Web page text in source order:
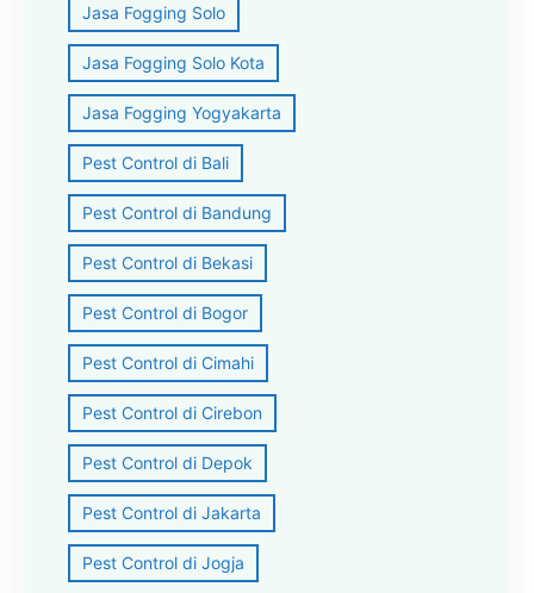
Jasa Fogging Solo
Jasa Fogging Solo Kota
Jasa Fogging Yogyakarta
Pest Control di Bali
Pest Control di Bandung
Pest Control di Bekasi
Pest Control di Bogor
Pest Control di Cimahi
Pest Control di Cirebon
Pest Control di Depok
Pest Control di Jakarta
Pest Control di Jogja